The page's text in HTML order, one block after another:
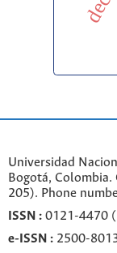
Universidad
Bogotá, Colombia.
205). Phone
ISSN : 0121-4470
e- ISSN : 2500-